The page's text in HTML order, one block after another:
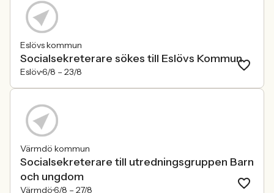
Eslövs kommun
Socialsekreterare sökes till Eslövs Kommun
Eslöv6/8 – 23/8
Värmdö kommun
Socialsekreterare till utredningsgruppen Barn
och ungdom
Värmdö6/8 – 27/8